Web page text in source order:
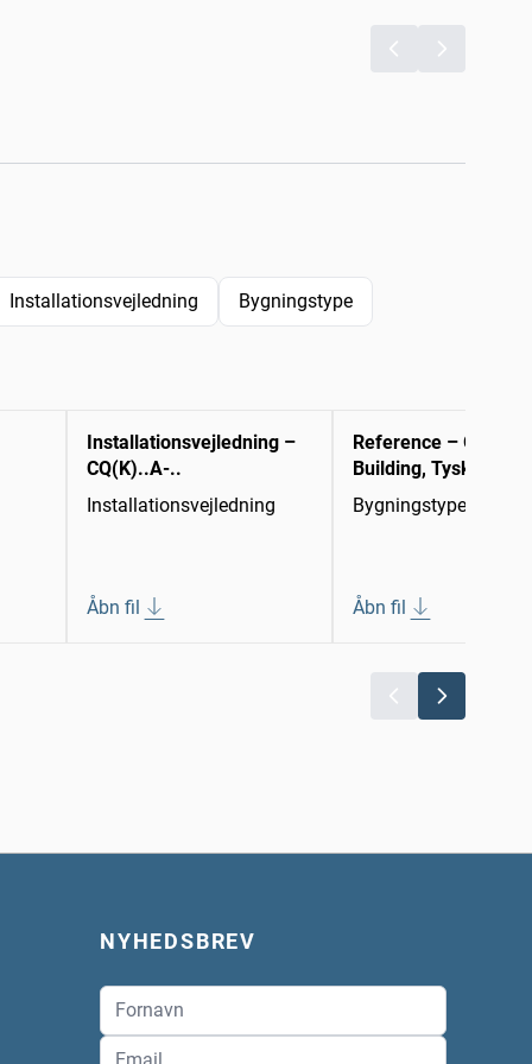
Installationsvejledning Bygningstype
Installationsvejledning –
CQ(K)..A-..
Installationsvejledning
Åbn fil
Reference – GENO-
Building, Tyskland
Bygningstype
Åbn fil
NYHEDSBREV